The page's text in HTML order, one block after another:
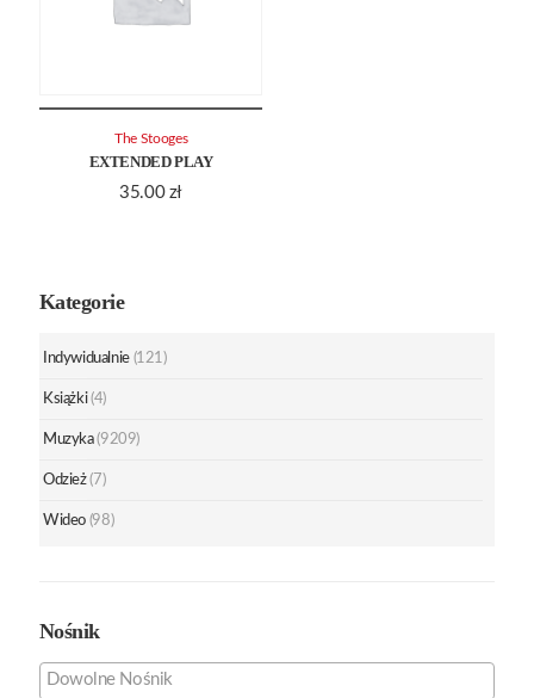
EXTENDED PLAY
35.00 zł
The Stooges
Kategorie
Indywidualnie (121)
Książki (4)
Muzyka (9209)
Odzież (7)
Wideo (98)
Nośnik